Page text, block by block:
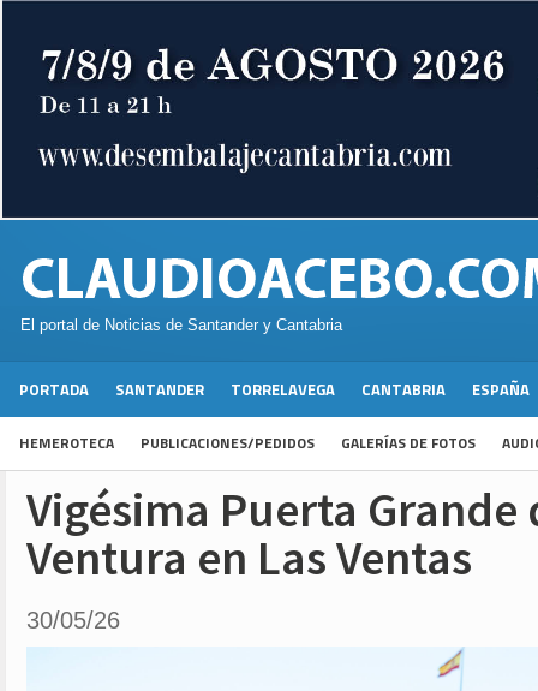
El portal de Noticias de Santander y Cantabria
PORTADA SANTANDER TORRELAVEGA CANTABRIA ESPAÑA
HEMEROTECA PUBLICACIONES/PEDIDOS GALERÍAS DE FOTOS
Vigésima Puerta Grande
Ventura en Las Ventas
30/05/26